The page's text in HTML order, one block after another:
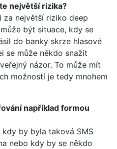
největší rizika?
za největší riziko deep
být situace, kdy se
do banky skrze hlasové
se může někdo snažit
názor. To může mít
možností je tedy mnohem
například formou
by byla taková SMS
nebo kdy by se někdo